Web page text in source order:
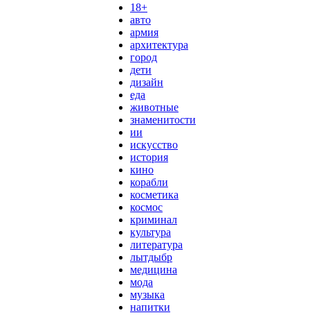
18+
авто
армия
архитектура
город
дети
дизайн
еда
животные
знаменитости
ии
искусство
история
кино
корабли
косметика
космос
криминал
культура
литература
лытдыбр
медицина
мода
музыка
напитки